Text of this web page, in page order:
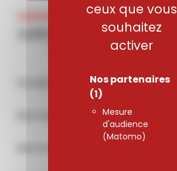
ceux que vous
souhaitez
activer
Nos partenaires
(1)
Mesure
d'audience
(Matomo)
Nos engagements